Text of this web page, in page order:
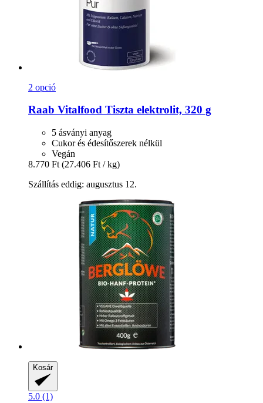
2 opció
Raab Vitalfood Tiszta elektrolit, 320 g
5 ásványi anyag
Cukor és édesítőszerek nélkül
Vegán
8.770 Ft (27.406 Ft / kg)
Szállítás eddig: augusztus 12.
Kosár
5.0 (1)